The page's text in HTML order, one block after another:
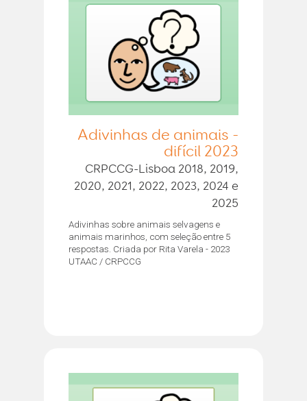
Adivinhas de animais -
difícil 2023
CRPCCG-Lisboa 2018, 2019,
2020, 2021, 2022, 2023, 2024 e
2025
Adivinhas sobre animais selvagens e
animais marinhos, com seleção entre 5
respostas. Criada por Rita Varela - 2023
UTAAC / CRPCCG